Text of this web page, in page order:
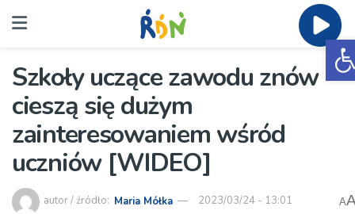
Szkoły uczące zawodu znów
cieszą się dużym
zainteresowaniem wśród
uczniów [WIDEO]
autor / źródło: Maria Mółka 2023/03/24 - 13:01 A